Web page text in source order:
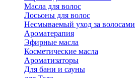
Масла для волос
Лосьоны для волос
Несмываемый уход за волосами
Ароматерапия
Эфирные масла
Косметические масла
Ароматизаторы
Для бани и сауны